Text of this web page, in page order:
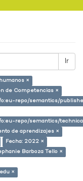
Ir
×
de Competencias ×
repo/semantics/
repo/semantics/
de aprendizajes ×
Fecha: 2022 ×
Barboza Tello ×
×